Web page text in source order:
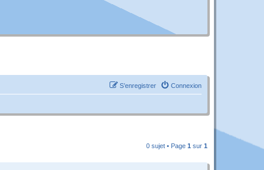
Connexion
S’enregistrer
0 sujet • Page 1 sur 1